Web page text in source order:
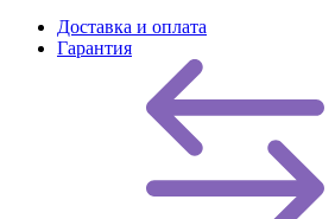
Доставка и оплата
Гарантия